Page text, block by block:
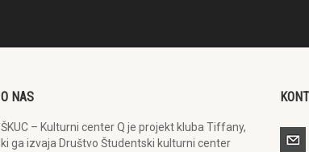
O NAS
ŠKUC – Kulturni center Q je projekt kluba Tiffany,
ki ga izvaja Društvo Študentski kulturni center